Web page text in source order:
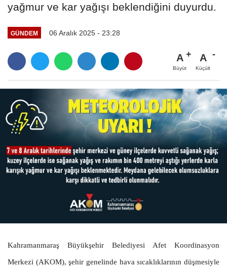
yağmur ve kar yağışı beklendiğini duyurdu.
GÜNDEM 06 Aralık 2025 - 23:28
A
Büyüt
A
Küçült
Kahramanmaraş Büyükşehir Belediyesi Afet Koordinasyon
Merkezi (AKOM), şehir genelinde hava sıcaklıklarının düşmesiyle